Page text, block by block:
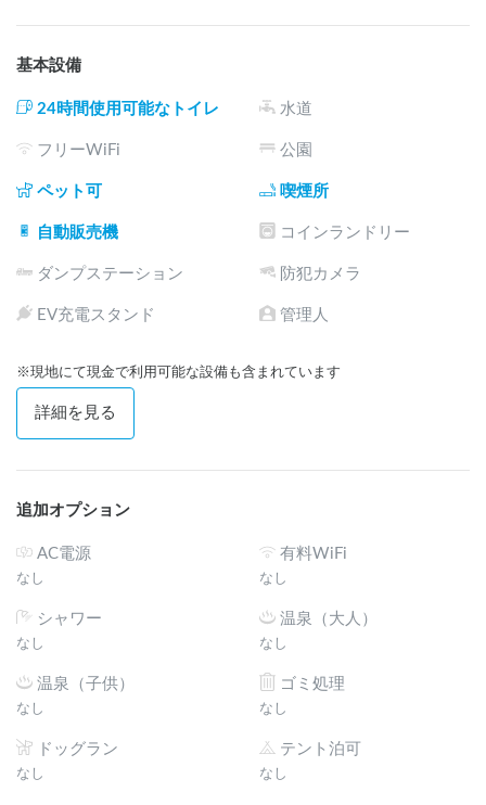
基本設備
24時間使用可能なトイレ 水道
フリーWiFi 公園
ペット可 喫煙所
自動販売機 コインランドリー
ダンプステーション 防犯カメラ
EV充電スタンド 管理人
※現地にて現金で利用可能な設備も含まれています
詳細を見る
追加オプション
AC電源
なし
有料WiFi
なし
シャワー
なし
温泉（大人）
なし
温泉（子供）
なし
ゴミ処理
なし
ドッグラン
なし
テント泊可
なし